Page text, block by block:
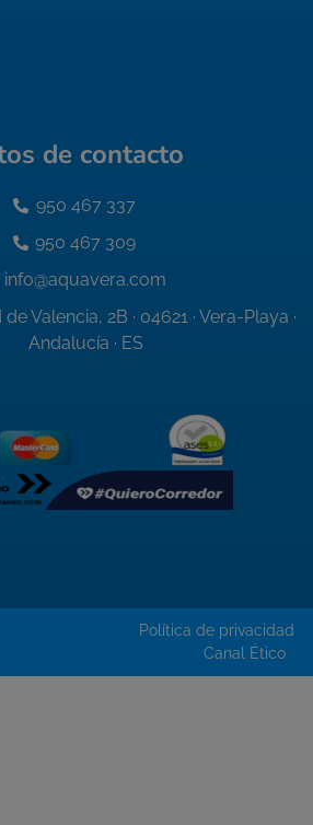
de contacto
950 467 337
950 467 309
info@aquavera.com
Valencia, 2B · 04621 · Vera-Playa ·
Andalucía · ES
Política de privacidad
Canal Ético